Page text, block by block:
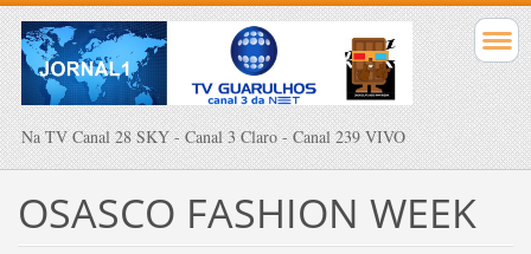
Na TV Canal 28 SKY - Canal 3 Claro - Canal 239 VIVO
OSASCO FASHION WEEK